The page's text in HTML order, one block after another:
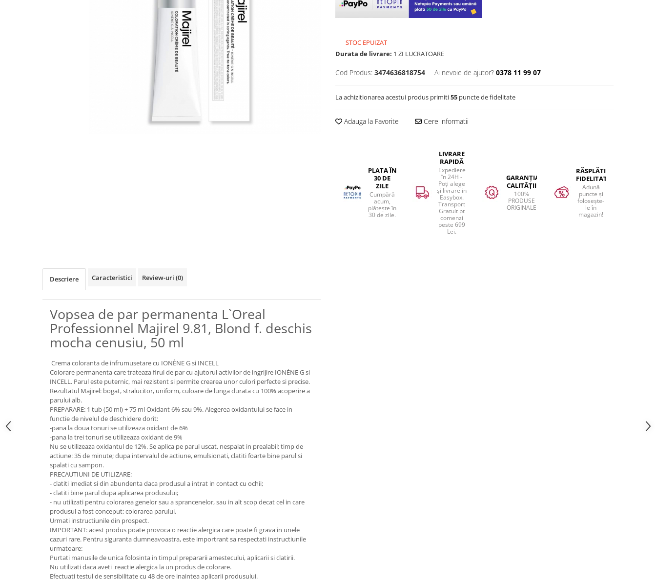
STOC EPUIZAT
Durata de livrare: 1 ZI LUCRATOARE
Cod Produs: 3474636818754 Ai nevoie de ajutor? 0378 11 99 07
La achizitionarea acestui produs primiti55 puncte de fidelitate
Adauga la Favorite Cere informatii
PLATA ÎN
30 DE
ZILE
Cumpără
acum,
plătește în
30 de zile.
LIVRARE
RAPIDĂ
Expediere
în 24H -
Poți alege
și livrare in
Easybox.
Transport
Gratuit pt
comenzi
peste 699
Lei.
GARANȚIA
CALITĂȚII
100%
PRODUSE
ORIGINALE
RĂSPLĂTIM
FIDELITATEA
Adună
puncte și
folosește-
le în
magazin!
Descriere Caracteristici Review-uri (0)
Vopsea de par permanenta L`Oreal
Professionnel Majirel 9.81, Blond f. deschis
mocha cenusiu, 50 ml
Crema coloranta de infrumusetare cu IONÈNE G si INCELL
Colorare permanenta care trateaza firul de par cu ajutorul activilor de ingrijire IONÈNE G si
INCELL. Parul este puternic, mai rezistent si permite crearea unor culori perfecte si precise.
Rezultatul Majirel: bogat, stralucitor, uniform, culoare de lunga durata cu 100% acoperire a
parului alb.
PREPARARE: 1 tub (50 ml) + 75 ml Oxidant 6% sau 9%. Alegerea oxidantului se face in
functie de nivelul de deschidere dorit:
-pana la doua tonuri se utilizeaza oxidant de 6%
-pana la trei tonuri se utilizeaza oxidant de 9%
Nu se utilizeaza oxidantul de 12%. Se aplica pe parul uscat, nespalat in prealabil; timp de
actiune: 35 de minute; dupa intervalul de actiune, emulsionati, clatiti foarte bine parul si
spalati cu sampon.
PRECAUTIUNI DE UTILIZARE:
- clatiti imediat si din abundenta daca produsul a intrat in contact cu ochii;
- clatiti bine parul dupa aplicarea produsului;
- nu utilizati pentru colorarea genelor sau a sprancenelor, sau in alt scop decat cel in care
produsul a fost conceput: colorarea parului.
Urmati instructiunile din prospect.
IMPORTANT: acest produs poate provoca o reactie alergica care poate fi grava in unele
cazuri rare. Pentru siguranta dumneavoastra, este importrant sa respectati instructiunile
urmatoare:
Purtati manusile de unica folosinta in timpul prepararii amestecului, aplicarii si clatirii.
Nu utilizati daca aveti reactie alergica la un produs de colorare.
Efectuati testul de sensibilitate cu 48 de ore inaintea aplicarii produsului.